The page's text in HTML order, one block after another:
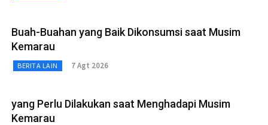
Buah-Buahan yang Baik Dikonsumsi saat Musim
Kemarau
BERITA LAIN 7 Agt 2026
yang Perlu Dilakukan saat Menghadapi Musim
Kemarau